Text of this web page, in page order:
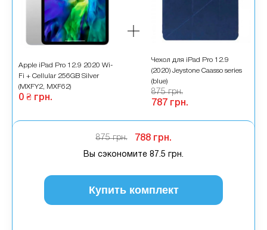
Apple iPad Pro 12.9 2020 Wi-
Fi + Cellular 256GB Silver
(MXFY2, MXF62)
0 ₴ грн.
Чехол для iPad Pro 12.9
(2020) Jeystone Caasso series
(blue)
875 грн.
787 грн.
875 грн. 788 грн.
Вы сэкономите 87.5 грн.
Купить комплект